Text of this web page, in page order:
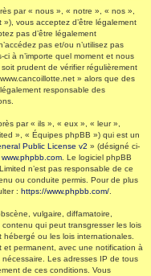
par « nous », « notre », « nos »,
vous acceptez d’être légalement
pas d’être légalement
pas et/ou n’utilisez pas
à n’importe quel moment et nous
prudent de vérifier régulièrement
» alors que des
responsable des
par « ils », « eux », « leur »,
», « Équipes phpBB ») qui est un
Public License v2 » (désigné ci-
www.phpbb.com . Le logiciel phpBB
n’est pas responsable de ce
ou conduite permis. Pour de plus
: https://www.phpbb.com/
vulgaire, diffamatoire,
qui peut transgresser les lois
ou les lois internationales.
permanent, avec une notification à
Les adresses IP de tous
de ces conditions. Vous